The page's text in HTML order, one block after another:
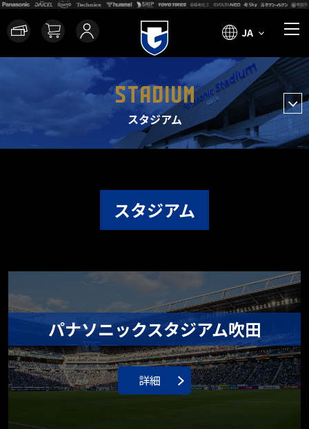
JA
STADIUM
スタジアム
スタジアム
パナソニックスタジアム吹田
詳細